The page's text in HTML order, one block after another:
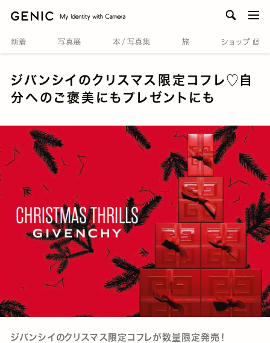
ジバンシイのクリスマス限定コフレ♡自
分へのご褒美にもプレゼントにも
ジバンシイのクリスマス限定コフレが数量限定発売！